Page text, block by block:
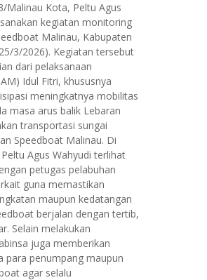
Malinau Kota, Peltu Agus
kegiatan monitoring
Malinau, Kabupaten
3/2026). Kegiatan tersebut
dari pelaksanaan
Idul Fitri, khususnya
meningkatnya mobilitas
masa arus balik Lebaran
transportasi sungai
Speedboat Malinau. Di
Agus Wahyudi terlihat
petugas pelabuhan
guna memastikan
maupun kedatangan
berjalan dengan tertib,
Selain melakukan
juga memberikan
para penumpang maupun
agar selalu